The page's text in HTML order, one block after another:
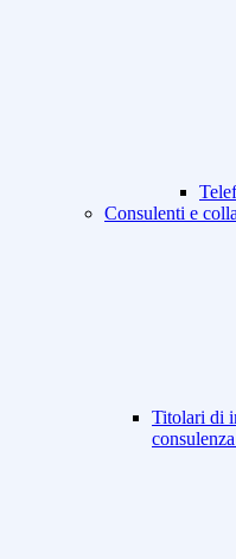
Consulenti e
Titolari di
consulenza